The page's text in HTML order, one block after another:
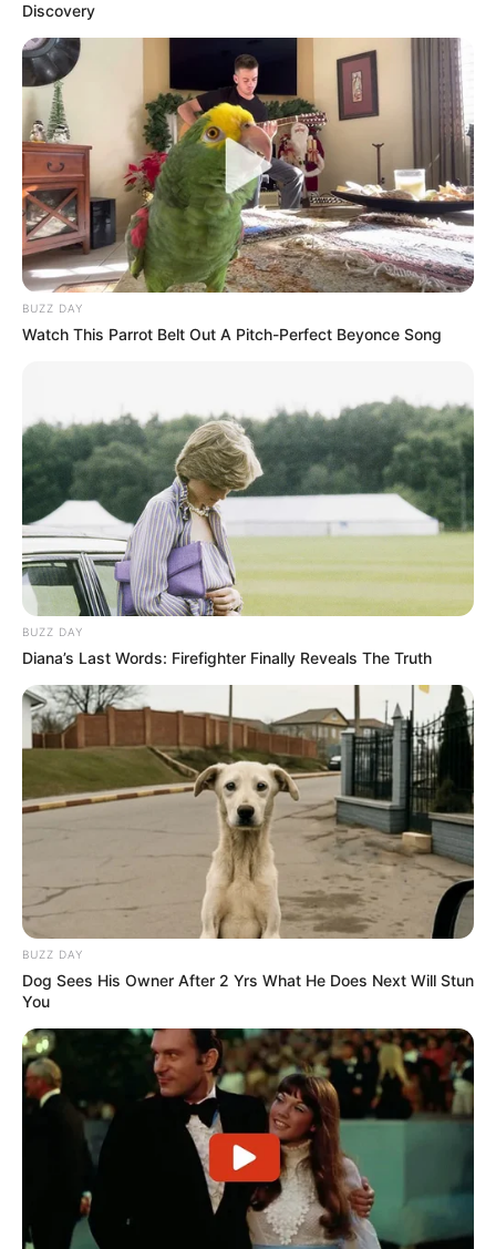
Discovery
BUZZ DAY
Watch This Parrot Belt Out A Pitch-Perfect Beyonce Song
BUZZ DAY
Diana’s Last Words: Firefighter Finally Reveals The Truth
BUZZ DAY
Dog Sees His Owner After 2 Yrs What He Does Next Will Stun
You